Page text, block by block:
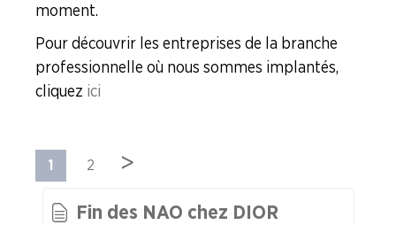
Industries du Papier Carton
Industries du Pétrole
moment.
Pour découvrir les entreprises de la branche
professionnelle où nous sommes implantés,
cliquez ici
1 2 >
Fin des NAO chez DIOR